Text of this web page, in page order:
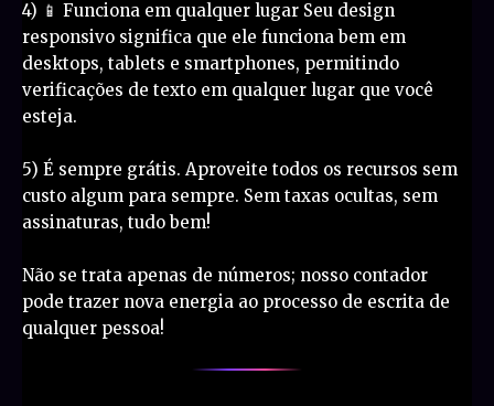
4) 📱 Funciona em qualquer lugar Seu design
responsivo significa que ele funciona bem em
desktops, tablets e smartphones, permitindo
verificações de texto em qualquer lugar que você
esteja.
5) É sempre grátis. Aproveite todos os recursos sem
custo algum para sempre. Sem taxas ocultas, sem
assinaturas, tudo bem!
Não se trata apenas de números; nosso contador
pode trazer nova energia ao processo de escrita de
qualquer pessoa!